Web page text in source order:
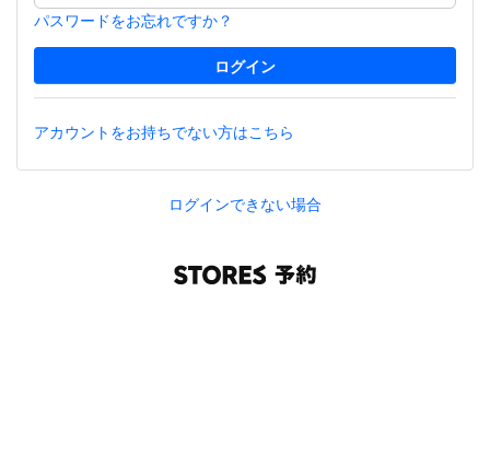
パスワードをお忘れですか？
アカウントをお持ちでない方はこちら
ログインできない場合